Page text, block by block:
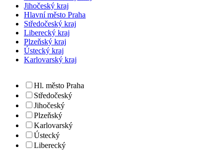
Jihočeský kraj
Hlavní město Praha
Středočeský kraj
Liberecký kraj
Plzeňský kraj
Ústecký kraj
Karlovarský kraj
Hl. město Praha
Středočeský
Jihočeský
Plzeňský
Karlovarský
Ústecký
Liberecký